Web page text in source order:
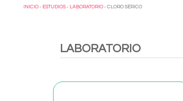
INICIO - ESTUDIOS - LABORATORIO - CLORO SÉRICO
LABORATORIO